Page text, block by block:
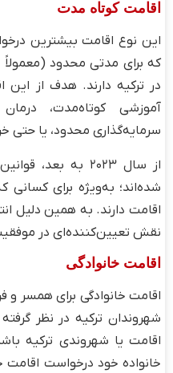
اقامت کوتاه ‌مدت
این نوع اقامت بیشترین
در ترکیه دارند. هدف از این
آموزشی کوتاه‌مدت،
سرمایه‌گذاری محدود، یا حتی
از سال ۲۰۲۳ به
شده‌اند؛ به‌ویژه برای کسانی
اقامت دارند. به همین دلیل
نقش تعیین‌کننده‌ای در
اقامت خانوادگی
اقامت خانوادگی برای همسر و
شهروندان ترکیه در نظر
اقامت یا شهروندی ترکیه
خانواده خود درخواست